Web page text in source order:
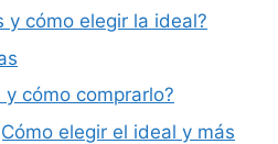
y cómo elegir la ideal?
cómo comprarlo?
elegir el ideal y más